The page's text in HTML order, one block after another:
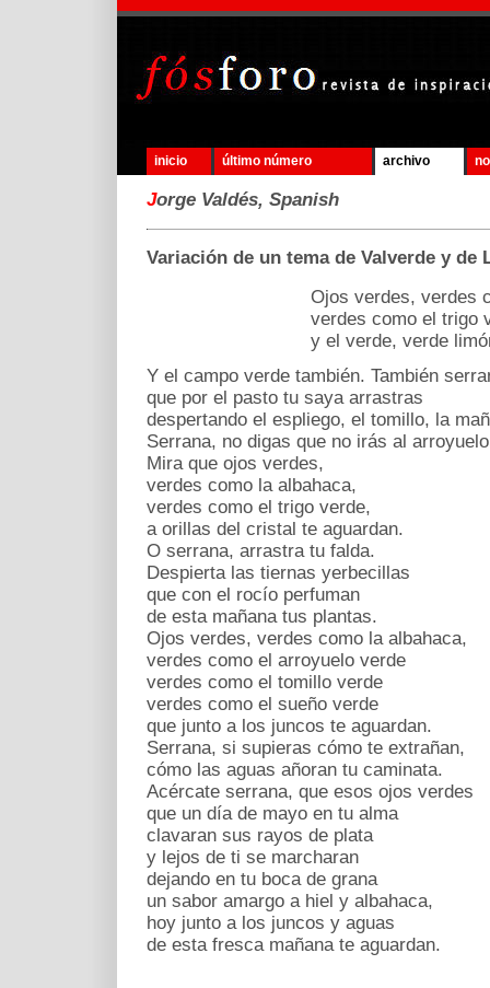
inicio último número archivo
Jorge Valdés, Spanish
Variación de un tema de Valverde y de
Ojos verdes, verdes como
verdes como el trigo
y el verde, verde
Y el campo verde también. También
que por el pasto tu saya arrastras
despertando el espliego, el tomillo, la
Serrana, no digas que no irás al
Mira que ojos verdes,
verdes como la albahaca,
verdes como el trigo verde,
a orillas del cristal te aguardan.
O serrana, arrastra tu falda.
Despierta las tiernas yerbecillas
que con el rocío perfuman
de esta mañana tus plantas.
Ojos verdes, verdes como la albahaca,
verdes como el arroyuelo verde
verdes como el tomillo verde
verdes como el sueño verde
que junto a los juncos te aguardan.
Serrana, si supieras cómo te extrañan,
cómo las aguas añoran tu caminata.
Acércate serrana, que esos ojos verdes
que un día de mayo en tu alma
clavaran sus rayos de plata
y lejos de ti se marcharan
dejando en tu boca de grana
un sabor amargo a hiel y albahaca,
hoy junto a los juncos y aguas
de esta fresca mañana te aguardan.